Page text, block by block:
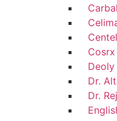
Cosrx
Deoly
Dr.
Dr.